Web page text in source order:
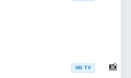
HD TV 📸